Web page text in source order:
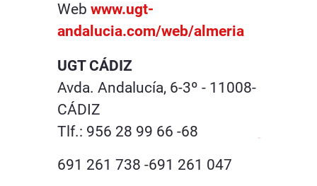
Web www.ugt-
andalucia.com/web/almeria
UGT CÁDIZ
Avda. Andalucía, 6-3º - 11008-
CÁDIZ
Tlf.: 956 28 99 66 -68
691 261 738 -691 261 047